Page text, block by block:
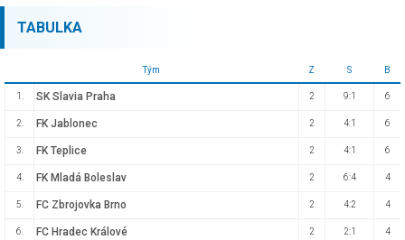
TABULKA
Tým Z S B
1. SK Slavia Praha 2 9:1 6
2. FK Jablonec 2 4:1 6
3. FK Teplice 2 4:1 6
4. FK Mladá Boleslav 2 6:4 4
5. FC Zbrojovka Brno 2 4:2 4
6. FC Hradec Králové 2 2:1 4